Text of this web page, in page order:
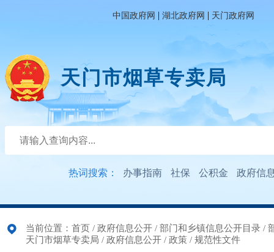
中国政府网 | 湖北政府网 | 天门政府网
天门市烟草专卖局
热词搜索： 办事指南 社保 公积金 政府信
当前位置： 首页 / 政府信息公开 / 部门和乡镇信息公开目录 /
天门市烟草专卖局 / 政府信息公开 / 政策 / 规范性文件